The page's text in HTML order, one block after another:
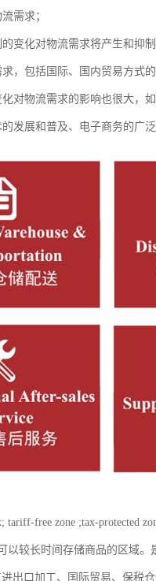
需求；
化对物流需求将产生和抑制
包括国际、国内贸易方式的
物流需求的影响也很大，如
展和普及、电子商务的广泛
tariff-free zone ;tax-protected
以较长时间存储商品的区域
出口加工、国际贸易、保税